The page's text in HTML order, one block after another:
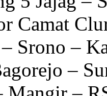
Camat
Srono –
–